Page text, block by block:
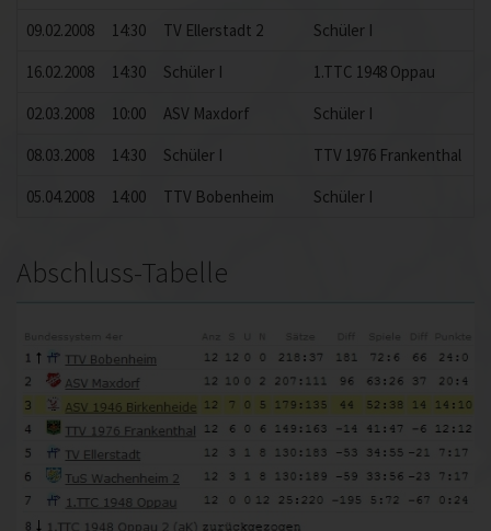
09.02.2008
14:30 TV Ellerstadt 2
Schüler I
16.02.2008
14:30 Schüler I 1.TTC 1948 Oppau
02.03.2008
10:00 ASV Maxdorf Schüler I
08.03.2008
14:30 Schüler I TTV 1976 Frankenthal
05.04.2008
14:00 TTV Bobenheim Schüler I
Abschluss-Tabelle